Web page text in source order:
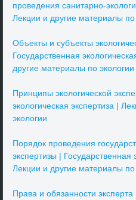
проведения санитарно-
Лекции и другие материалы по
Объекты и субъекты
Государственная
другие материалы по экологии
Принципы экологической
экологическая экспертиза |
экологии
Порядок проведения
экспертизы | Государственная
Лекции и другие материалы по
Права и обязанности